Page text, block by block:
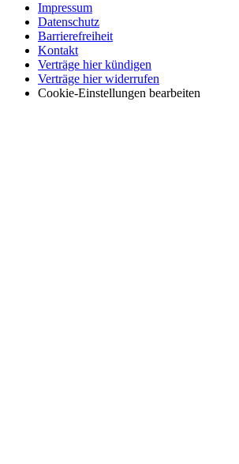
Impressum
Datenschutz
Barrierefreiheit
Kontakt
Verträge hier kündigen
Verträge hier widerrufen
Cookie-Einstellungen bearbeiten